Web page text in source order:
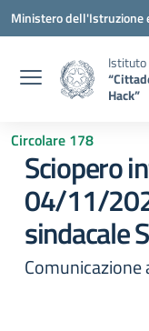
Vai ai contenuti
Vai al menu di navigazione
Vai al footer
Ministero dell'Istruzione
Istituto
Hack”
Circolare 178
Sciopero
04/11/
sindacale
Comunicazione